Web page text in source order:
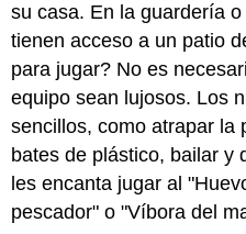
su casa. En la guardería
tienen acceso a un patio
para jugar? No es
equipo sean lujosos. Los
sencillos, como atrapar la
bates de plástico, bailar y
les encanta jugar al
pescador" o "Víbora del